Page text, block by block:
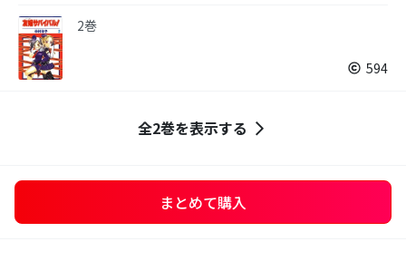
2巻
594
全2巻を表示する
まとめて購入